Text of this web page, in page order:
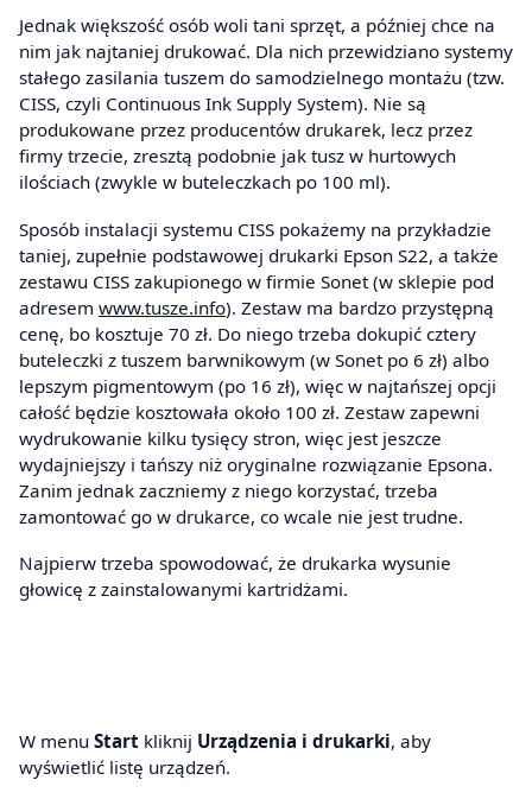
Jednak większość osób woli tani sprzęt, a później chce na
nim jak najtaniej drukować. Dla nich przewidziano systemy
stałego zasilania tuszem do samodzielnego montażu (tzw.
CISS, czyli Continuous Ink Supply System). Nie są
produkowane przez producentów drukarek, lecz przez
firmy trzecie, zresztą podobnie jak tusz w hurtowych
ilościach (zwykle w buteleczkach po 100 ml).
Sposób instalacji systemu CISS pokażemy na przykładzie
taniej, zupełnie podstawowej drukarki Epson S22, a także
zestawu CISS zakupionego w firmie Sonet (w sklepie pod
adresem www.tusze.info). Zestaw ma bardzo przystępną
cenę, bo kosztuje 70 zł. Do niego trzeba dokupić cztery
buteleczki z tuszem barwnikowym (w Sonet po 6 zł) albo
lepszym pigmentowym (po 16 zł), więc w najtańszej opcji
całość będzie kosztowała około 100 zł. Zestaw zapewni
wydrukowanie kilku tysięcy stron, więc jest jeszcze
wydajniejszy i tańszy niż oryginalne rozwiązanie Epsona.
Zanim jednak zaczniemy z niego korzystać, trzeba
zamontować go w drukarce, co wcale nie jest trudne.
Najpierw trzeba spowodować, że drukarka wysunie
głowicę z zainstalowanymi kartridżami.
W menu Start kliknij Urządzenia i drukarki, aby
wyświetlić listę urządzeń.